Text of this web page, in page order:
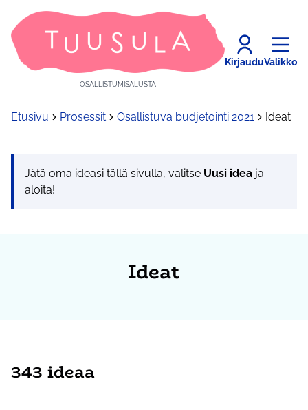
OSALLISTUMISALUSTA
KirjauduValikko
Etusivu Prosessit Osallistuva budjetointi 2021 Ideat
Jätä oma ideasi tällä sivulla, valitse Uusi idea ja
aloita!
Ideat
343 ideaa